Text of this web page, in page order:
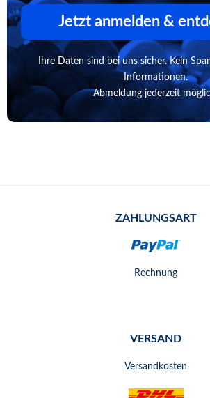
Jetzt anmelden &
Ihre Daten sind bei uns sicher. Kein
Informationen.
Abmeldung jederzeit
ZAHLUNGSART
Rechnung
VERSAND
Versandkosten